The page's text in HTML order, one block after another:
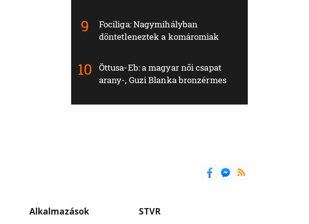
Fociliga: Nagymihályban
döntetleneztek a komáromiak
Öttusa-Eb: a magyar női csapat
arany-, Guzi Blanka bronzérmes
Alkalmazások STVR